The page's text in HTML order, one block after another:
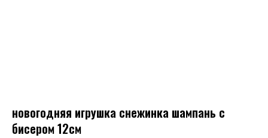
новогодняя игрушка снежинка шампань с
бисером 12см